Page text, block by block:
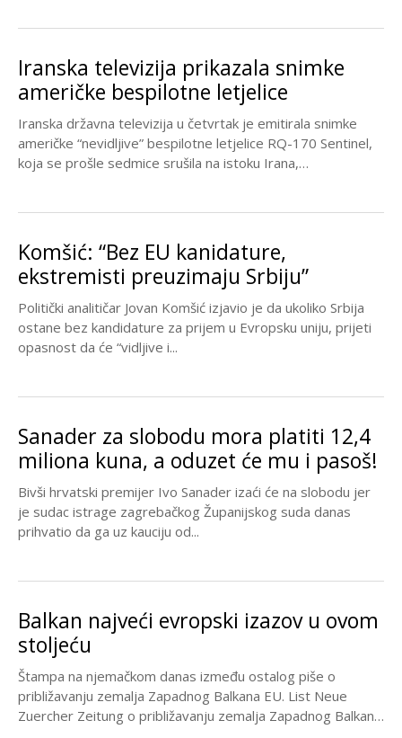
Iranska televizija prikazala snimke
američke bespilotne letjelice
Iranska državna televizija u četvrtak je emitirala snimke
američke “nevidljive” bespilotne letjelice RQ-170 Sentinel,
koja se prošle sedmice srušila na istoku Irana,
Komšić: “Bez EU kanidature,
ekstremisti preuzimaju Srbiju”
Politički analitičar Jovan Komšić izjavio je da ukoliko Srbija
ostane bez kandidature za prijem u Evropsku uniju, prijeti
opasnost da će “vidljive i...
Sanader za slobodu mora platiti 12,4
miliona kuna, a oduzet će mu i pasoš!
Bivši hrvatski premijer Ivo Sanader izaći će na slobodu jer
je sudac istrage zagrebačkog Županijskog suda danas
prihvatio da ga uz kauciju od...
Balkan najveći evropski izazov u ovom
stoljeću
Štampa na njemačkom danas između ostalog piše o
približavanju zemalja Zapadnog Balkana EU. List Neue
Zuercher Zeitung o približavanju zemalja Zapadnog Balkana